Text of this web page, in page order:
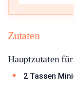
Zutaten
Hauptzutaten
2 Tassen